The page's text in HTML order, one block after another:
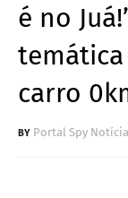
é no
carro
Portal Spy